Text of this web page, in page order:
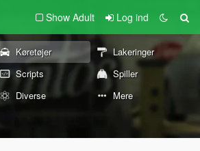
Show Adult Log ind
Køretøjer
Lakeringer
Scripts
Spiller
Diverse Mere